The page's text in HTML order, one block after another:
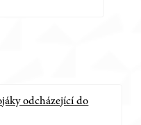
odcházející do